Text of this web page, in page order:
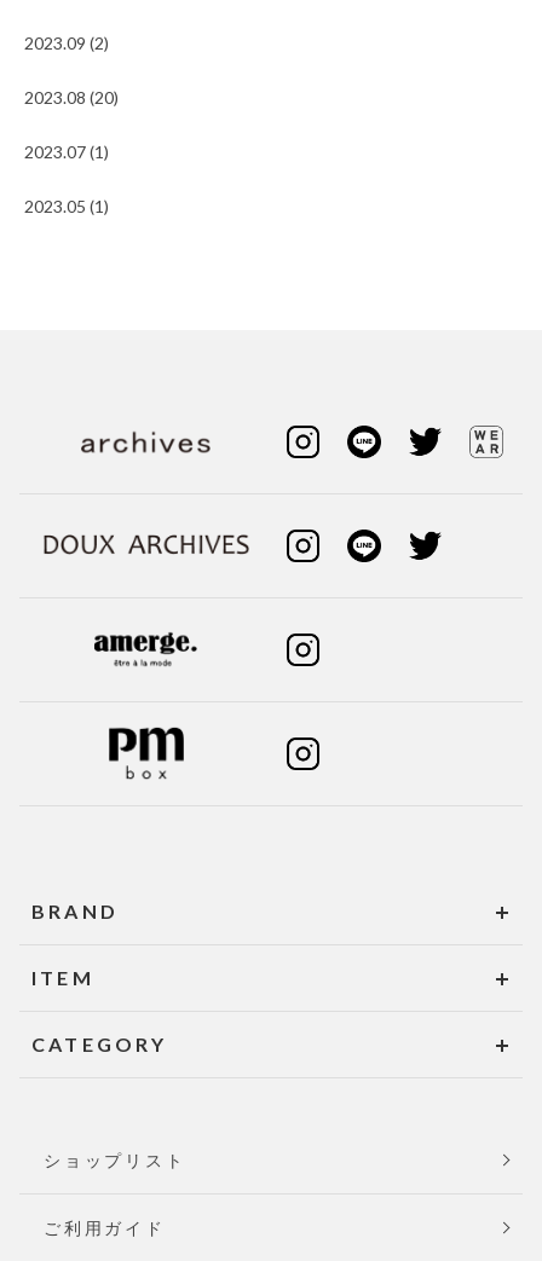
2023.09 (2)
2023.08 (20)
2023.07 (1)
2023.05 (1)
BRAND
ITEM
CATEGORY
ショップリスト
ご利用ガイド